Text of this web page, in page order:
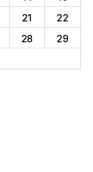
21
22
28
29